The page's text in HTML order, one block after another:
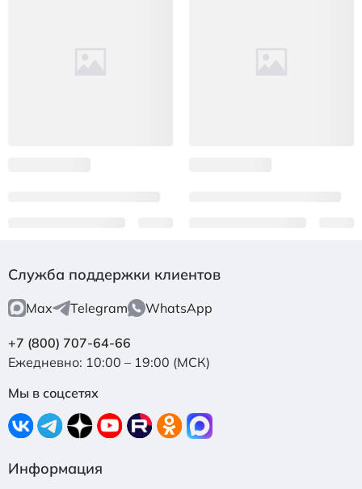
Служба поддержки клиентов
Max Telegram WhatsApp
+7 (800) 707-64-66
Ежедневно: 10:00 – 19:00 (МСК)
Мы в соцсетях
Информация